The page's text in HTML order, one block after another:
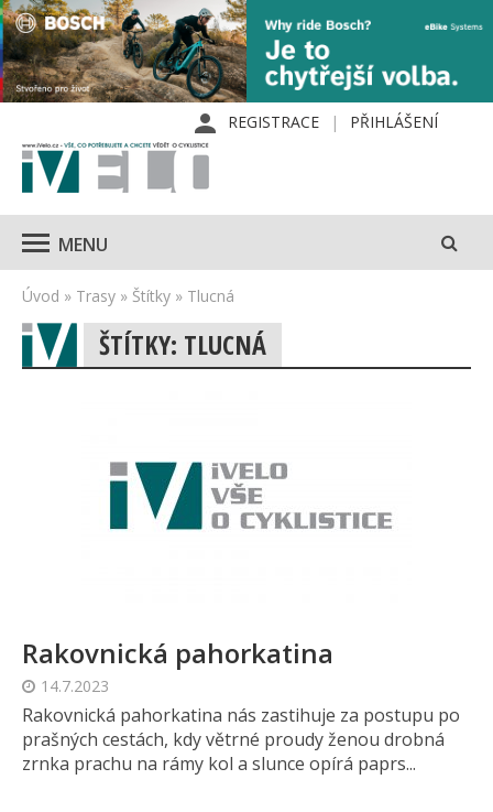
REGISTRACE PŘIHLÁŠENÍ
MENU
Úvod » Trasy » Štítky » Tlucná
ŠTÍTKY: TLUCNÁ
Rakovnická pahorkatina
14.7.2023
Rakovnická pahorkatina nás zastihuje za postupu po
prašných cestách, kdy větrné proudy ženou drobná
zrnka prachu na rámy kol a slunce opírá paprs...